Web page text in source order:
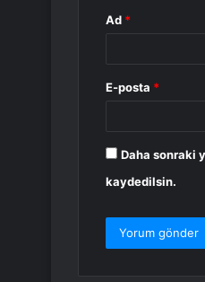
Ad *
E-posta *
Daha sonraki
kaydedilsin.